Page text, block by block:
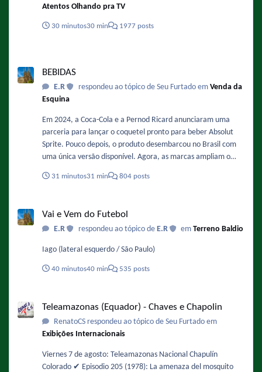
Atentos Olhando pra TV
30 minutos30 min 1977 posts
BEBIDAS
E.R respondeu ao tópico de Seu Furtado em Venda da
Esquina
Em 2024, a Coca-Cola e a Pernod Ricard anunciaram uma
parceria para lançar o coquetel pronto para beber Absolut
Sprite. Pouco depois, o produto desembarcou no Brasil com
uma única versão disponível. Agora, as marcas ampliam o
gôndolas. A novidade é o Absolut Sprite Frutas Vermelhas,
descrito pelas marcas como uma mistura equilibrada entre
notas doces e ácidas. A bebida possui 5 % de teor alcoólico.
frutas-vermelhas/
31 minutos31 min 804 posts
Vai e Vem do Futebol
E.R respondeu ao tópico de E.R emTerreno Baldio
Iago (lateral esquerdo / São Paulo)
40 minutos40 min 535 posts
Teleamazonas (Equador) - Chaves e Chapolin
RenatoCS respondeu ao tópico de Seu Furtado em
Exibições Internacionais
Viernes 7 de agosto: Teleamazonas Nacional Chapulín
Colorado ✔️ Episodio 205 (1978): La amenaza del mosquito